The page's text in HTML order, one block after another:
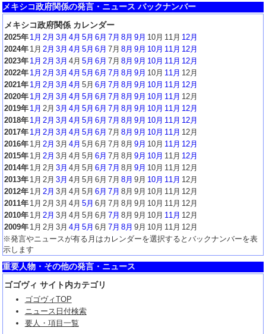
メキシコ政府関係の発言・ニュース バックナンバー
メキシコ政府関係 カレンダー
2025年 1月 2月 3月 4月 5月 6月 7月 8月 9月 10月 11月 12月
2024年 1月 2月 3月 4月 5月 6月 7月 8月 9月 10月 11月 12月
2023年 1月 2月 3月 4月 5月 6月 7月 8月 9月 10月 11月 12月
2022年 1月 2月 3月 4月 5月 6月 7月 8月 9月 10月 11月 12月
2021年 1月 2月 3月 4月 5月 6月 7月 8月 9月 10月 11月 12月
2020年 1月 2月 3月 4月 5月 6月 7月 8月 9月 10月 11月 12月
2019年 1月 2月 3月 4月 5月 6月 7月 8月 9月 10月 11月 12月
2018年 1月 2月 3月 4月 5月 6月 7月 8月 9月 10月 11月 12月
2017年 1月 2月 3月 4月 5月 6月 7月 8月 9月 10月 11月 12月
2016年 1月 2月 3月 4月 5月 6月 7月 8月 9月 10月 11月 12月
2015年 1月 2月 3月 4月 5月 6月 7月 8月 9月 10月 11月 12月
2014年 1月 2月 3月 4月 5月 6月 7月 8月 9月 10月 11月 12月
2013年 1月 2月 3月 4月 5月 6月 7月 8月 9月 10月 11月 12月
2012年 1月 2月 3月 4月 5月 6月 7月 8月 9月 10月 11月 12月
2011年 1月 2月 3月 4月 5月 6月 7月 8月 9月 10月 11月 12月
2010年 1月 2月 3月 4月 5月 6月 7月 8月 9月 10月 11月 12月
2009年 1月 2月 3月 4月 5月 6月 7月 8月 9月 10月 11月 12月
※発言やニュースが有る月はカレンダーを選択するとバックナンバーを表
示します
重要人物・その他の発言・ニュース
ゴゴヴィ サイト内カテゴリ
ゴゴヴィTOP
ニュース日付検索
要人・項目一覧